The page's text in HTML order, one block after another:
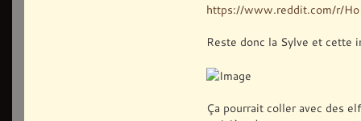
https://www.reddit.com/r/
Reste donc la Sylve et cette
Ça pourrait coller avec des